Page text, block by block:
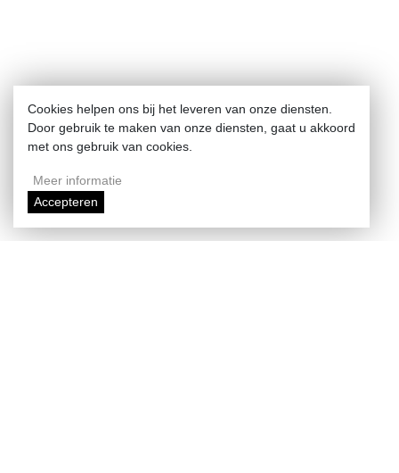
Cookies helpen ons bij het leveren van onze diensten.
Door gebruik te maken van onze diensten, gaat u akkoord
met ons gebruik van cookies.
Meer informatie
Accepteren